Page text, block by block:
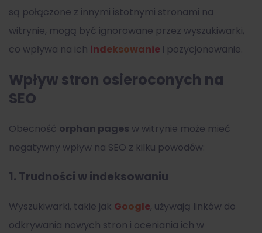
są połączone z innymi istotnymi stronami na
witrynie, mogą być ignorowane przez wyszukiwarki,
co wpływa na ich indeksowanie i pozycjonowanie.
Wpływ stron osieroconych na
SEO
Obecność orphan pages w witrynie może mieć
negatywny wpływ na SEO z kilku powodów:
1. Trudności w indeksowaniu
Wyszukiwarki, takie jak Google, używają linków do
odkrywania nowych stron i oceniania ich w